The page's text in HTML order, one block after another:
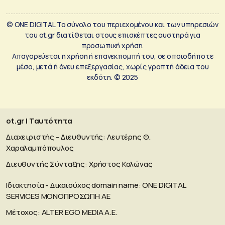
© ONE DIGITAL Το σύνολο του περιεχομένου και των υπηρεσιών
του ot.gr διατίθεται στους επισκέπτες αυστηρά για
προσωπική χρήση.
Απαγορεύεται η χρήση ή επανεκπομπή του, σε οποιοδήποτε
μέσο, μετά ή άνευ επεξεργασίας, χωρίς γραπτή άδεια του
εκδότη. © 2025
ot.gr | Ταυτότητα
Διαχειριστής - Διευθυντής: Λευτέρης Θ.
Χαραλαμπόπουλος
Διευθυντής Σύνταξης: Χρήστος Κολώνας
Ιδιοκτησία - Δικαιούχος domain name: ΟΝΕ DIGITAL
SERVICES MONOΠΡΟΣΩΠΗ ΑΕ
Μέτοχος: ALTER EGO MEDIA A.E.